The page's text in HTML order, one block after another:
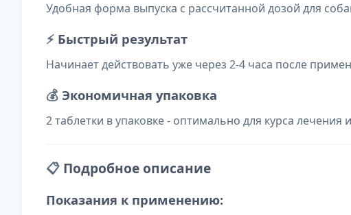
Удобная форма выпуска с рассчитанной дозой для
⚡ Быстрый результат
Начинает действовать уже через 2-4 часа после
💰 Экономичная упаковка
2 таблетки в упаковке - оптимально для курса лечения
📋 Подробное описание
Показания к применению: